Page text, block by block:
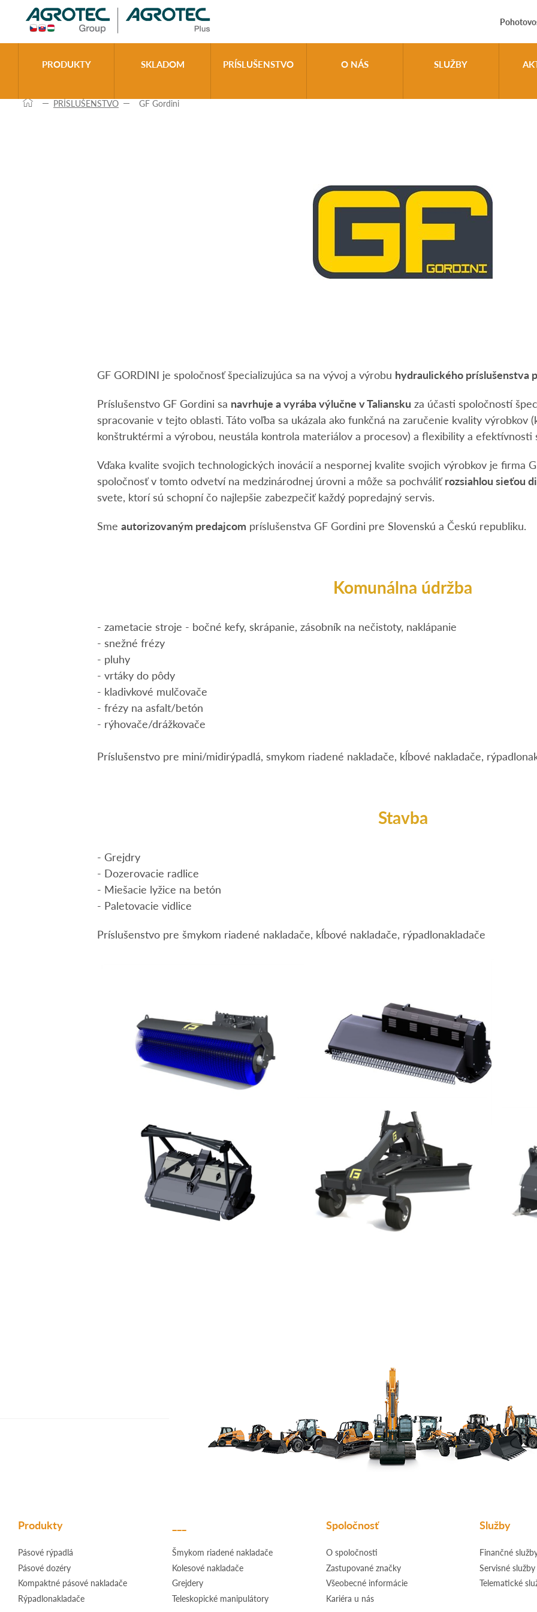
PRODUKTY SKLADOM PRÍSLUŠENSTVO O NÁS SLUŽBY
PRÍSLUŠENSTVO GF Gordini
GF GORDINI je spoločnosť špecializujúca sa na vývoj a výrobu hydraulického príslušenstva
Príslušenstvo GF Gordini sa navrhuje a vyrába výlučne v Taliansku za účasti spoločností
spracovanie v tejto oblasti. Táto voľba sa ukázala ako funkčná na zaručenie kvality výrobkov
konštruktérmi a výrobou, neustála kontrola materiálov a procesov) a flexibility a efektívnosti
Vďaka kvalite svojich technologických inovácií a nespornej kvalite svojich výrobkov je firma
spoločnosť v tomto odvetví na medzinárodnej úrovni a môže sa pochváliťrozsiahlou sieťou
svete, ktorí sú schopní čo najlepšie zabezpečiť každý popredajný servis.
Sme autorizovaným predajcom príslušenstva GF Gordini pre Slovenskú a Českú republiku.
Komunálna údržba
- zametacie stroje - bočné kefy, skrápanie, zásobník na nečistoty, naklápanie
- snežné frézy
- pluhy
- vrtáky do pôdy
- kladivkové mulčovače
- frézy na asfalt/betón
- rýhovače/drážkovače
Príslušenstvo pre mini/midirýpadlá, smykom riadené nakladače, kĺbové nakladače,
Stavba
- Grejdry
- Dozerovacie radlice
- Miešacie lyžice na betón
- Paletovacie vidlice
Príslušenstvo pre šmykom riadené nakladače, kĺbové nakladače, rýpadlonakladače
Produkty
Pásové rýpadlá
Pásové dozéry
Kompaktné pásové nakladače
Rýpadlonakladače
Šmykom riadené nakladače
Kolesové nakladače
Grejdery
Teleskopické manipulátory
Spoločnosť
O spoločnosti
Zastupované značky
Všeobecné informácie
Kariéra u nás
Služby
Finančné
Servisné služby
Telematické